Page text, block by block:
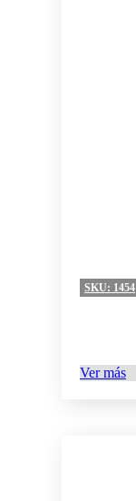
SKU: 1454
Ver más